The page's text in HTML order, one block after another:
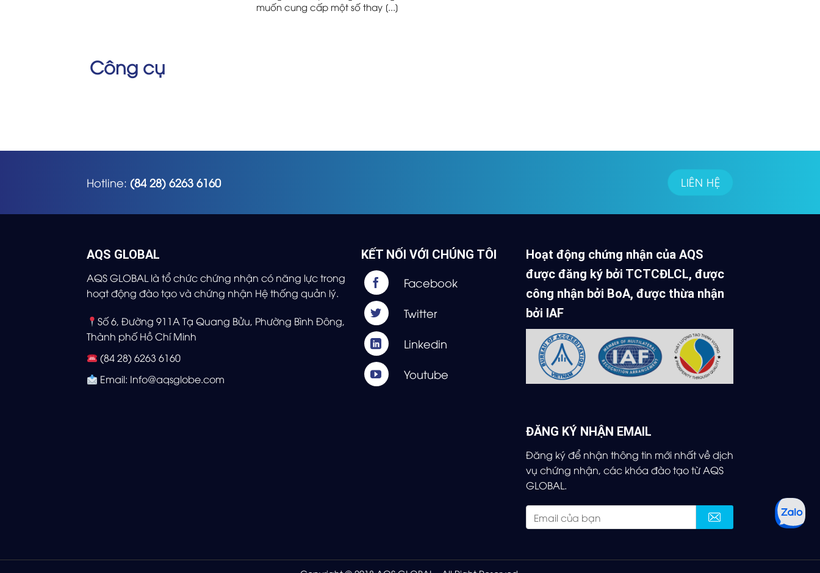
muốn cung cấp một số thay [...]
Công cụ
Hotline: (84 28) 6263 6160 LIÊN HỆ
AQS GLOBAL
AQS GLOBAL là tổ chức chứng nhận có năng lực trong
hoạt động đào tạo và chứng nhận Hệ thống quản lý.
Số 6, Đường 911A Tạ Quang Bửu, Phường Bình Đông,
Thành phố Hồ Chí Minh
(84 28) 6263 6160
Email: Info@aqsglobe.com
KẾT NỐI VỚI CHÚNG TÔI
Hoạt động chứng nhận của AQS
được đăng ký bởi TCTCĐLCL, được
công nhận bởi BoA, được thừa nhận
bởi IAF
ĐĂNG KÝ NHẬN EMAIL
Đăng ký để nhận thông tin mới nhất về dịch
vụ chứng nhận, các khóa đào tạo từ AQS
GLOBAL.